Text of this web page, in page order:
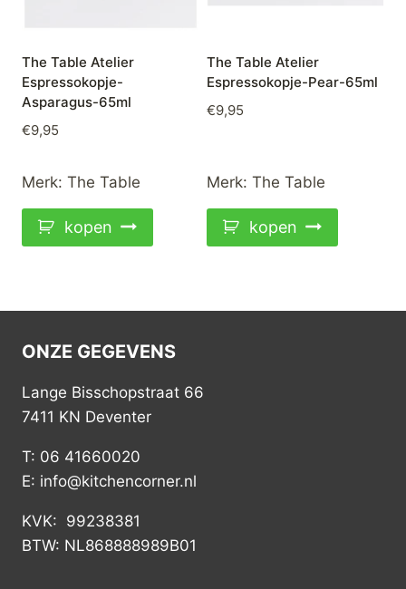
The Table Atelier
Espressokopje-
Asparagus-65ml
€9,95
Merk: The Table
kopen
The Table Atelier
Espressokopje-Pear-65ml
€9,95
Merk: The Table
kopen
ONZE GEGEVENS
Lange Bisschopstraat 66
7411 KN Deventer
T: 06 41660020
E: info@kitchencorner.nl
KVK: 99238381
BTW: NL868888989B01